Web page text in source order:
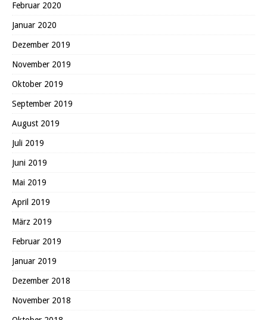
Februar 2020
Januar 2020
Dezember 2019
November 2019
Oktober 2019
September 2019
August 2019
Juli 2019
Juni 2019
Mai 2019
April 2019
März 2019
Februar 2019
Januar 2019
Dezember 2018
November 2018